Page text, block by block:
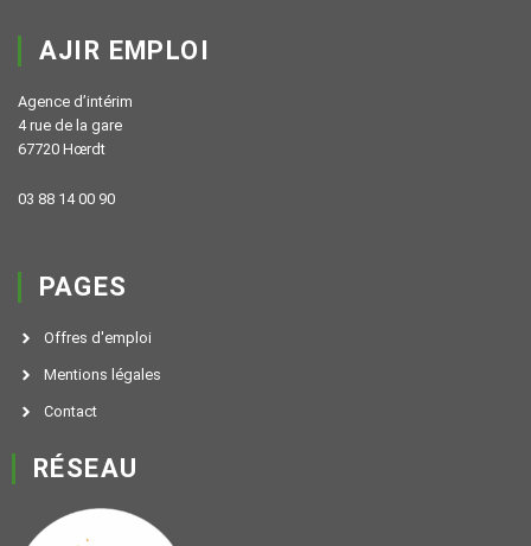
AJIR EMPLOI
Agence d’intérim
4 rue de la gare
67720 Hœrdt
03 88 14 00 90
PAGES
Offres d'emploi
Mentions légales
Contact
RÉSEAU